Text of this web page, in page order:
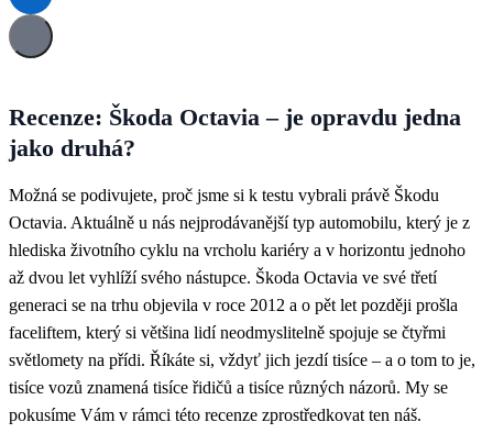
Recenze: Škoda Octavia – je opravdu jedna
jako druhá?
Možná se podivujete, proč jsme si k testu vybrali právě Škodu
Octavia. Aktuálně u nás nejprodávanější typ automobilu, který je z
hlediska životního cyklu na vrcholu kariéry a v horizontu jednoho
až dvou let vyhlíží svého nástupce. Škoda Octavia ve své třetí
generaci se na trhu objevila v roce 2012 a o pět let později prošla
faceliftem, který si většina lidí neodmyslitelně spojuje se čtyřmi
světlomety na přídi. Říkáte si, vždyť jich jezdí tisíce – a o tom to je,
tisíce vozů znamená tisíce řidičů a tisíce různých názorů. My se
pokusíme Vám v rámci této recenze zprostředkovat ten náš.